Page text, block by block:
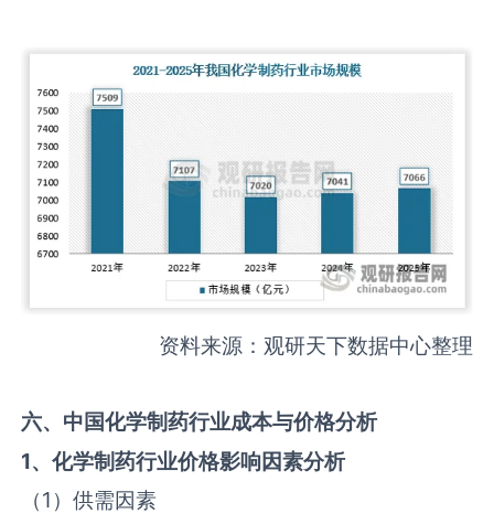
资料来源：观研天下数据中心整理
六、中国化学制药行业成本与价格分析
1、化学制药行业价格影响因素分析
（1）供需因素